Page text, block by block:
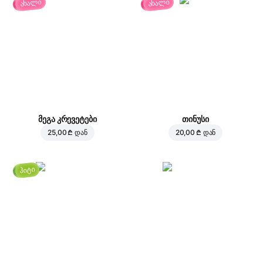
ახალი
მეგა კრევეტები
25,00 ₾ დან
ახალი
თინუსი
20,00 ₾ დან
ჰიტი